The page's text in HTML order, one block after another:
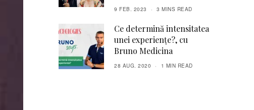
9 FEB. 2023 3 MINS READ
Ce determină intensitatea
unei experiențe?, cu
Bruno Medicina
28 AUG. 2020 1 MIN READ